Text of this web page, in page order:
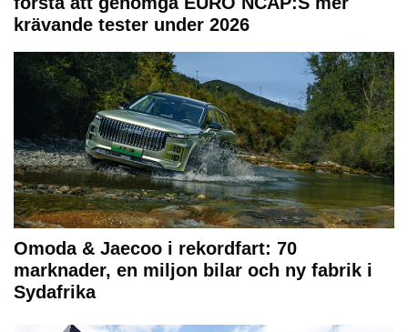
krävande tester under 2026
Omoda & Jaecoo i rekordfart: 70
marknader, en miljon bilar och ny fabrik i
Sydafrika